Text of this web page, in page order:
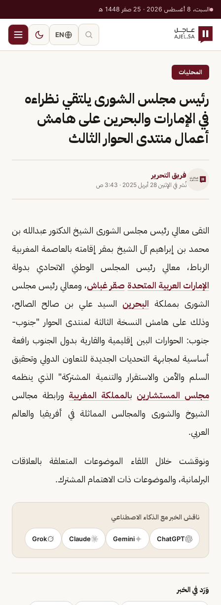
السبت، 8 أغسطس 2026 · 25 صفر 1448 هـ
EN
المحليات
رئيس مجلس الشورى يلتقي نظراءه
في الإمارات والبحرين على هامش
أعمال منتدى الحوار الثالث
فريق التحرير
نُشر في الإثنين 28 أبريل 2025 · 3:43 ص
التقى معالي رئيس مجلس الشورى الشيخ الدكتور عبدالله بن
محمد بن إبراهيم آل الشيخ بمقر إقامته بالعاصمة المغربية
الرباط، معالي رئيس المجلس الوطني الاتحادي بدولة
الإمارات العربية المتحدة صقر غباش، ومعالي رئيس مجلس
الشورى بمملكة البحرين السيد علي بن صالح الصالح،
وذلك على هامش النسخة الثالثة لمنتدى الحوار "جنوب-
جنوب: الحوارات البين إقليمية والقارية بدول الجنوب رافعة
أساسية لمجابهة التحديات الجديدة للتعاون الدولي وتحقيق
السلم والأمن والاستقرار والتنمية المشتركة" الذي ينظمه
مجلس المستشارين بالمملكة المغربية ورابطة مجالس
الشيوخ والشورى والمجالس المماثلة في أفريقيا والعالم
العربي.
ونوقشت خلال اللقاء الموضوعات المتعلقة بالعلاقات
البرلمانية، والموضوعات ذات الاهتمام المشترك.
ناقش الخبر مع الذكاء الاصطناعي
ChatGPT
Gemini
Claude
Grok
وَرَد في الخبر